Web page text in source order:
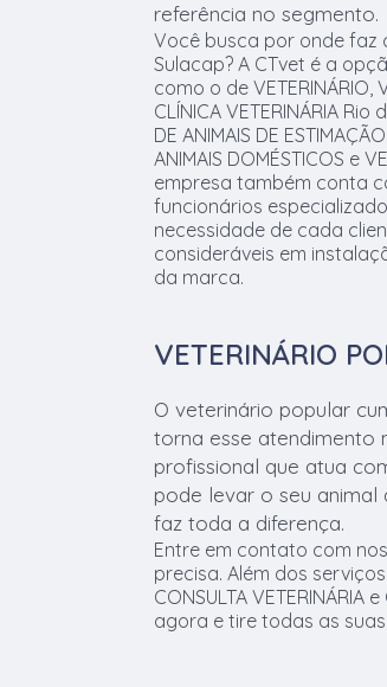
referência no segmento.
Você busca por onde faz
Sulacap? A CTvet é a
como o de VETERINÁRIO,
CLÍNICA VETERINÁRIA Rio
DE ANIMAIS DE
ANIMAIS DOMÉSTICOS e
empresa também conta
funcionários
necessidade de cada
consideráveis em
da marca.
VETERINÁRIO
O veterinário popular
torna esse atendimento
profissional que atua
pode levar o seu animal
faz toda a diferença.
Entre em contato com
precisa. Além dos
CONSULTA VETERINÁRIA
agora e tire todas as